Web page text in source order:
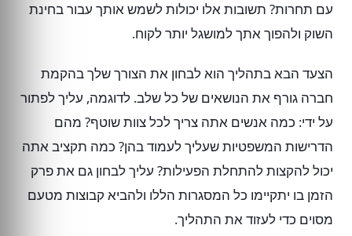
עם תחרות? תשובות אלו יכולות לשמש אותך עבור בחינת
השוק ולהפוך אתך למושגל יותר לקוח.
הצעד הבא בתהליך הוא לבחון את הצורך שלך בהקמת
חברה גורף את הנושאים של כל שלב. לדוגמה, עליך לפתור
על ידי: כמה אנשים אתה צריך לכל צוות שוטף? מהם
הדרישות המשפטיות שעליך לעמוד בהן? כמה תקציב אתה
יכול להקצות להתחלת הפעילות? עליך לבחון גם את פרק
הזמן בו יתקיימו כל המסגרות הללו ולהביא קבוצות מטעם
מסוים כדי לעזוד את התהליך.